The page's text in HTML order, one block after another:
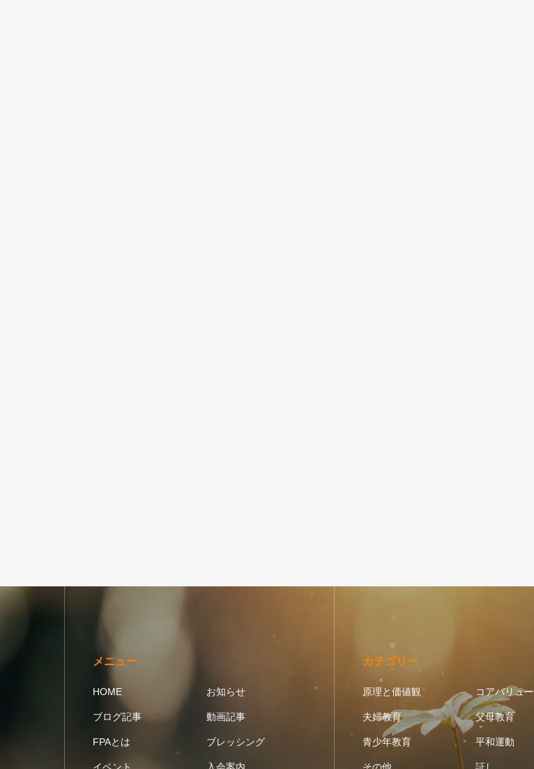
メニュー
HOME お知らせ
ブログ記事 動画記事
FPAとは ブレッシング
カテゴリー
原理と価値観 コアバリュー
夫婦教育 父母教育
青少年教育 平和運動